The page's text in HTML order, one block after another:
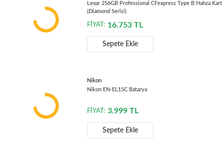
Lexar 256GB Professional CFexpress Type B Hafıza Kart
(Diamond Serisi)
FİYAT: 16.753 TL
Sepete Ekle
Nikon
Nikon EN-EL15C Batarya
FİYAT: 3.999 TL
Sepete Ekle